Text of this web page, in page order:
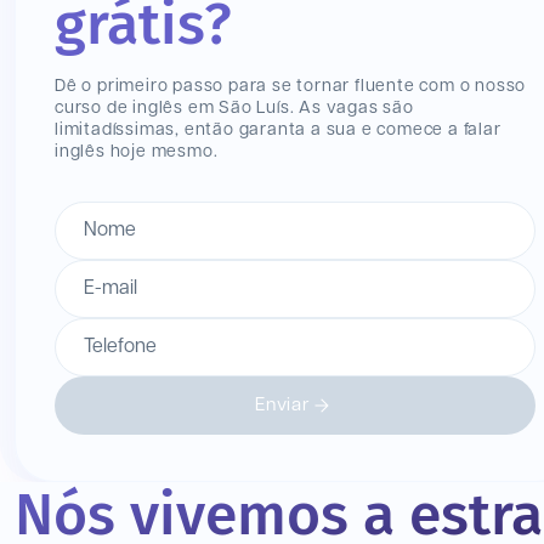
grátis?
Dê o primeiro passo para se tornar fluente com o nosso
curso de inglês em São Luís. As vagas são
limitadíssimas, então garanta a sua e comece a falar
inglês hoje mesmo.
Nome
E-mail
Telefone
Enviar
Nós vivemos a